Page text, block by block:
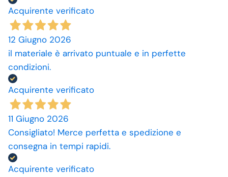
Acquirente verificato
12 Giugno 2026
il materiale è arrivato puntuale e in perfette
condizioni.
Acquirente verificato
11 Giugno 2026
Consigliato! Merce perfetta e spedizione e
consegna in tempi rapidi.
Acquirente verificato